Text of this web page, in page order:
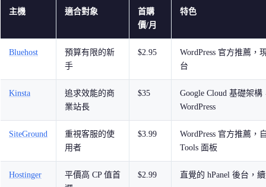
主機 適合對象
首購
價/月
特色
Bluehost
預算有限的新
手
$2.95
WordPress 官方推薦，
台
Kinsta
追求效能的商
業站長
$35
Google Cloud 基礎架構
WordPress
SiteGround
重視客服的使
用者
$3.99
WordPress 官方推薦，
Tools 面板
Hostinger
平價高 CP 值首
$2.99 直覺的 hPanel 後台，